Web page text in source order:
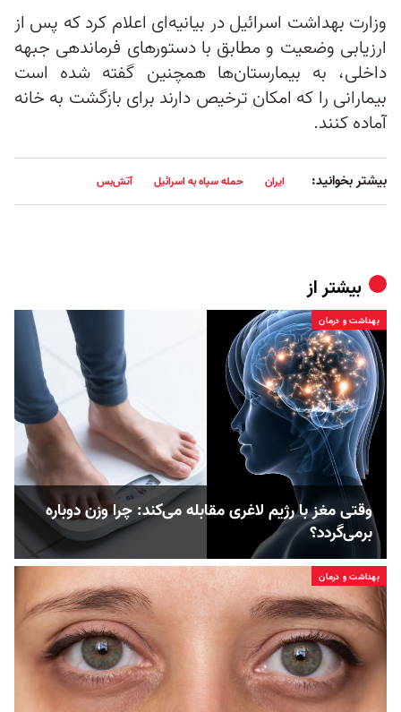
وزارت بهداشت اسرائیل در بیانیه‌ای اعلام کرد که پس از
ارزیابی وضعیت و مطابق با دستورهای فرماندهی جبهه
داخلی، به بیمارستان‌ها همچنین گفته شده است
بیمارانی را که امکان ترخیص دارند برای بازگشت به خانه
آماده کنند.
بیشتر بخوانید: ایران حمله سپاه به اسرائیل آتش‌بس
بیشتر از
بهداشت و درمان
وقتی مغز با رژیم لاغری مقابله می‌کند: چرا وزن دوباره
برمی‌گردد؟
بهداشت و درمان